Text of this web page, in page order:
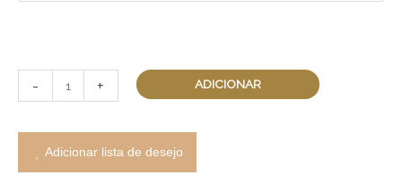
- + ADICIONAR
Adicionar lista de desejo